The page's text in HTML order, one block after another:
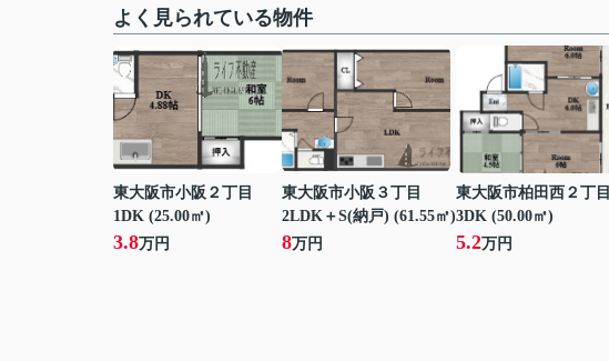
よく見られている物件
東大阪市小阪２丁目
1DK (25.00㎡)
3.8万円
東大阪市小阪３丁目
2LDK＋S(納戸) (61.55㎡)
8万円
東大阪市柏田西２丁目
3DK (50.00㎡)
5.2万円